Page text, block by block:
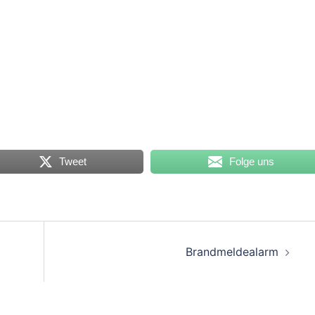
Tweet Folge uns
Brandmeldealarm